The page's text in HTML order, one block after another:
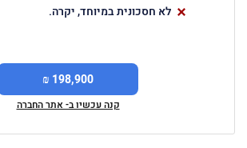
לא חסכונית במיוחד, יקרה.
198,900 ₪
קנה עכשיו ב- אתר החברה